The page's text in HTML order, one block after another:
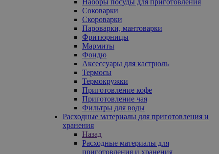
Соковарки
Скороварки
Пароварки, мантоварки
Фритюрницы
Мармиты
Фондю
Аксессуары для кастрюль
Термосы
Термокружки
Приготовление кофе
Приготовление чая
Фильтры для воды
Расходные материалы для приготовления и
хранения
Назад
Расходные материалы для
приготовления и хранения